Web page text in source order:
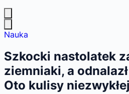
Nauka
Szkocki nastolatek
ziemniaki, a
Oto kulisy